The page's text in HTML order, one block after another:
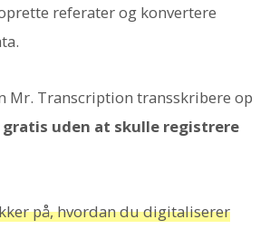
referater og konvertere
Mr. Transcription transskribere op
gratis uden at skulle registrere
på, hvordan du digitaliserer